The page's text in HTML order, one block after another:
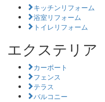
キッチンリフォーム
浴室リフォーム
トイレリフォーム
エクステリア
カーポート
フェンス
テラス
バルコニー